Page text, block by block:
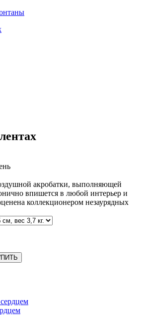
акробатки, выполняющей
впишется в любой интерьер и
коллекционером незаурядных